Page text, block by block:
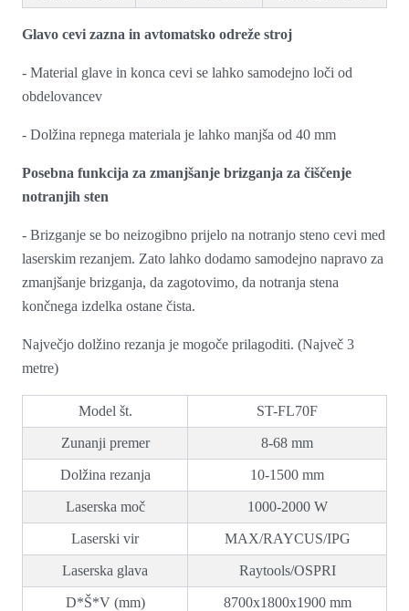
Glavo cevi zazna in avtomatsko odreže stroj
- Material glave in konca cevi se lahko samodejno loči od
obdelovancev
- Dolžina repnega materiala je lahko manjša od 40 mm
Posebna funkcija za zmanjšanje brizganja za čiščenje
notranjih sten
- Brizganje se bo neizogibno prijelo na notranjo steno cevi med
laserskim rezanjem. Zato lahko dodamo samodejno napravo za
zmanjšanje brizganja, da zagotovimo, da notranja stena
končnega izdelka ostane čista.
Največjo dolžino rezanja je mogoče prilagoditi. (Največ 3
metre)
Model št. ST-FL70F
Zunanji premer 8-68 mm
Dolžina rezanja 10-1500 mm
Laserska moč 1000-2000 W
Laserski vir MAX/RAYCUS/IPG
Laserska glava Raytools/OSPRI
D*Š*V (mm) 8700x1800x1900 mm